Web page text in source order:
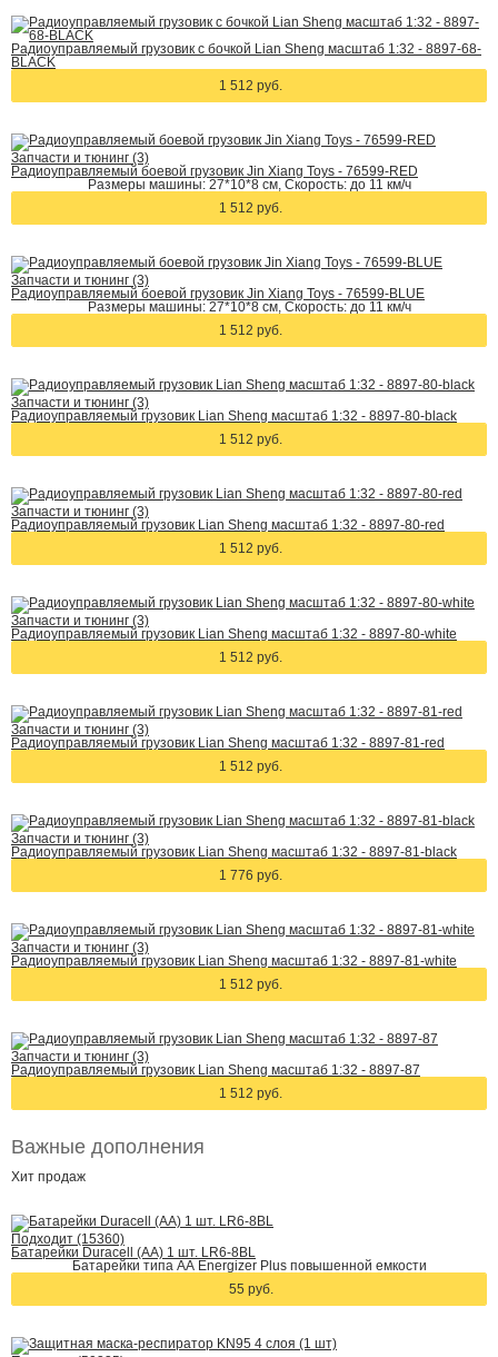
Радиоуправляемый грузовик c бочкой Lian Sheng масштаб 1:32 - 8897-68-
BLACK
1 512 руб.
Запчасти и тюнинг (3)
Радиоуправляемый боевой грузовик Jin Xiang Toys - 76599-RED
Размеры машины: 27*10*8 см, Скорость: до 11 км/ч
1 512 руб.
Запчасти и тюнинг (3)
Радиоуправляемый боевой грузовик Jin Xiang Toys - 76599-BLUE
Размеры машины: 27*10*8 см, Скорость: до 11 км/ч
1 512 руб.
Запчасти и тюнинг (3)
Радиоуправляемый грузовик Lian Sheng масштаб 1:32 - 8897-80-black
1 512 руб.
Запчасти и тюнинг (3)
Радиоуправляемый грузовик Lian Sheng масштаб 1:32 - 8897-80-red
1 512 руб.
Запчасти и тюнинг (3)
Радиоуправляемый грузовик Lian Sheng масштаб 1:32 - 8897-80-white
1 512 руб.
Запчасти и тюнинг (3)
Радиоуправляемый грузовик Lian Sheng масштаб 1:32 - 8897-81-red
1 512 руб.
Запчасти и тюнинг (3)
Радиоуправляемый грузовик Lian Sheng масштаб 1:32 - 8897-81-black
1 776 руб.
Запчасти и тюнинг (3)
Радиоуправляемый грузовик Lian Sheng масштаб 1:32 - 8897-81-white
1 512 руб.
Запчасти и тюнинг (3)
Радиоуправляемый грузовик Lian Sheng масштаб 1:32 - 8897-87
1 512 руб.
Важные дополнения
Хит продаж
Подходит (15360)
Батарейки Duracell (АА) 1 шт. LR6-8BL
Батарейки типа АА Energizer Plus повышенной емкости
55 руб.